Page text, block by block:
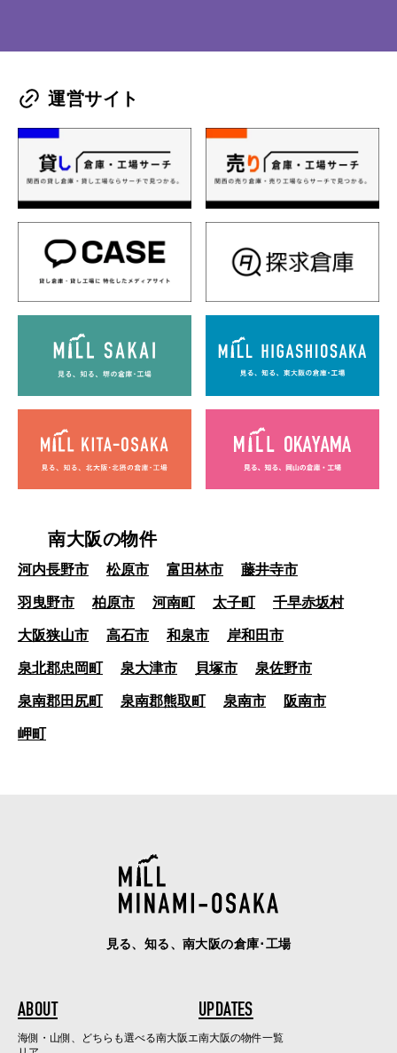
運営サイト
南大阪の物件
河内長野市 松原市 富田林市 藤井寺市
羽曳野市 柏原市 河南町 太子町 千早赤坂村
大阪狭山市 高石市 和泉市 岸和田市
泉北郡忠岡町 泉大津市 貝塚市 泉佐野市
泉南郡田尻町 泉南郡熊取町 泉南市 阪南市
岬町
見る、知る、南大阪の倉庫･工場
ABOUT
海側・山側、どちらも選べる南大阪エ
UPDATES
南大阪の物件一覧